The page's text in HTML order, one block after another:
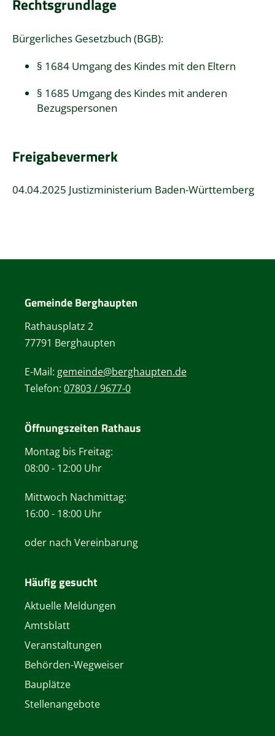
Rechtsgrundlage
Bürgerliches Gesetzbuch (BGB):
§ 1684 Umgang des Kindes mit den Eltern
§ 1685 Umgang des Kindes mit anderen
Bezugspersonen
Freigabevermerk
04.04.2025 Justizministerium Baden-Württemberg
Gemeinde Berghaupten
Rathausplatz 2
77791 Berghaupten
E-Mail: gemeinde@berghaupten.de
Telefon: 07803 / 9677-0
Öffnungszeiten Rathaus
Montag bis Freitag:
08:00 - 12:00 Uhr
Mittwoch Nachmittag:
16:00 - 18:00 Uhr
oder nach Vereinbarung
Häufig gesucht
Aktuelle Meldungen
Amtsblatt
Veranstaltungen
Behörden-Wegweiser
Bauplätze
Stellenangebote